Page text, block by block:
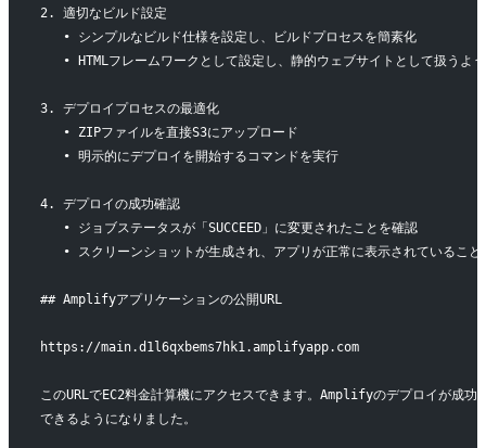
2. 適切なビルド設定
   • シンプルなビルド仕様を設定し、ビルドプロセスを簡素化
• HTMLフレームワークとして設定し、静的ウェブサイトとして扱うよ
3. デプロイプロセスの最適化
   • ZIPファイルを直接S3にアップロード
   • 明示的にデプロイを開始するコマンドを実行
4. デプロイの成功確認
   • ジョブステータスが「SUCCEED」に変更されたことを確認
• スクリーンショットが生成され、アプリが正常に表示されていること
## Amplifyアプリケーションの公開URL
https://main.d1l6qxbems7hk1.amplifyapp.com
このURLでEC2料金計算機にアクセスできます。Amplifyのデプロイが成
できるようになりました。